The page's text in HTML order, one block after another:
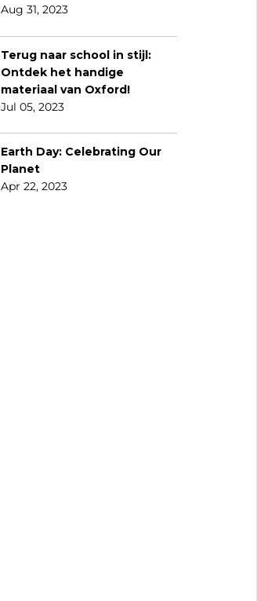
Aug 31, 2023
Terug naar school in stijl:
Ontdek het handige
materiaal van Oxford!
Jul 05, 2023
Earth Day: Celebrating Our
Planet
Apr 22, 2023